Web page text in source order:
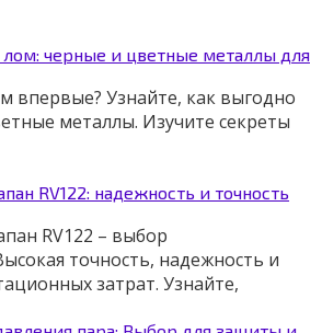
лом: черные и цветные металлы для
впервые? Узнайте, как выгодно
металлы. Изучите секреты
RV122: надежность и точность
RV122 – выбор
точность, надежность и
затрат. Узнайте,